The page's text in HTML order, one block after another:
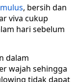
, bersih dan
viva cukup
hari sebelum
dalam
wajah sehingga
tidak dapat